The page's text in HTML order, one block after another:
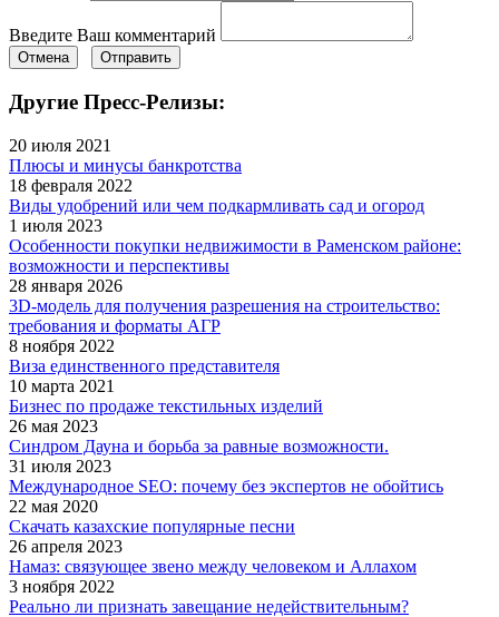
Введите Ваш комментарий
Отмена Отправить
Другие Пресс-Релизы:
20 июля 2021
Плюсы и минусы банкротства
18 февраля 2022
Виды удобрений или чем подкармливать сад и огород
1 июля 2023
Особенности покупки недвижимости в Раменском районе:
возможности и перспективы
28 января 2026
3D-модель для получения разрешения на строительство:
требования и форматы АГР
8 ноября 2022
Виза единственного представителя
10 марта 2021
Бизнес по продаже текстильных изделий
26 мая 2023
Синдром Дауна и борьба за равные возможности.
31 июля 2023
Международное SEO: почему без экспертов не обойтись
22 мая 2020
Скачать казахские популярные песни
26 апреля 2023
Намаз: связующее звено между человеком и Аллахом
3 ноября 2022
Реально ли признать завещание недействительным?